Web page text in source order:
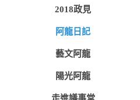
2018政見
阿龍日記
藝文阿龍
陽光阿龍